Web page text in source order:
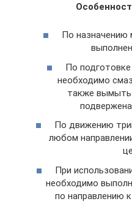
По
По
необходимо
также вымыть
По движению
любом
При
необходимо
по направлению